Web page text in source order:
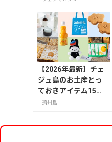
【2026年最新】チェ
ジュ島のお土産とっ
ておきアイテム15
選！お菓子やかわい
済州島